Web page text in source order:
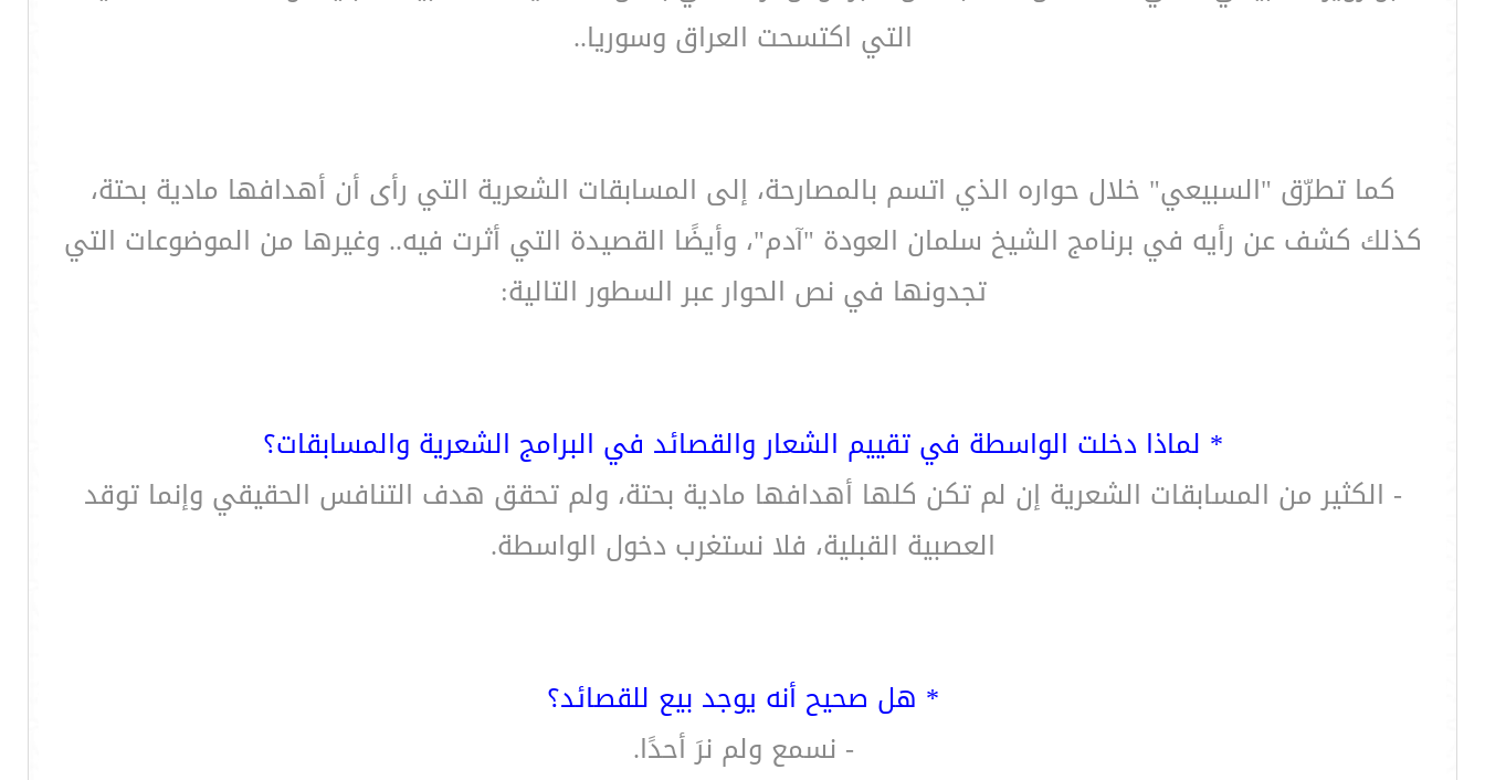
التي اكتسحت العراق وسوريا..
كما تطرّق "السبيعي" خلال حواره الذي اتسم بالمصارحة، إلى المسابقات الشعرية التي رأى أن أهدافها مادية بحتة،
كذلك كشف عن رأيه في برنامج الشيخ سلمان العودة "آدم"، وأيضًا القصيدة التي أثرت فيه.. وغيرها من الموضوعات التي
تجدونها في نص الحوار عبر السطور التالية:
* لماذا دخلت الواسطة في تقييم الشعار والقصائد في البرامج الشعرية والمسابقات؟
- الكثير من المسابقات الشعرية إن لم تكن كلها أهدافها مادية بحتة، ولم تحقق هدف التنافس الحقيقي وإنما توقد
العصبية القبلية، فلا نستغرب دخول الواسطة.
* هل صحيح أنه يوجد بيع للقصائد؟
- نسمع ولم نرَ أحدًا.